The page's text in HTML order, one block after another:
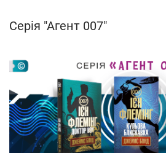
Серія "Агент 007"